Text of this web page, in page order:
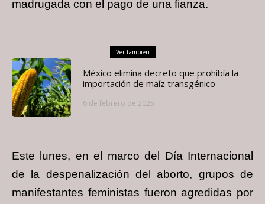
madrugada con el pago de una fianza.
Ver también
México elimina decreto que prohibía la
importación de maíz transgénico
6 de febrero de 2025
Este lunes, en el marco del Día Internacional
de la despenalización del aborto, grupos de
manifestantes feministas fueron agredidas por